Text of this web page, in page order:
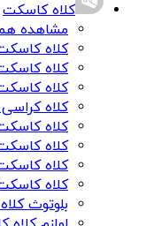
کلاه کاسکت
مشاهده
کلاه
کلاه
کلاه
کلاه
کلاه
کلاه
کلاه
کلاه
بلوتوث